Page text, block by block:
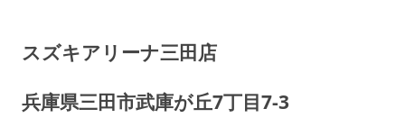
スズキアリーナ三田店
兵庫県三田市武庫が丘7丁目7-3